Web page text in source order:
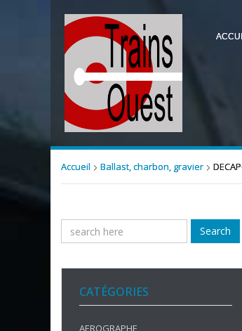
Accueil Ballast, charbon, gravier
Search
CATÉGORIES
AEROGRAPHE